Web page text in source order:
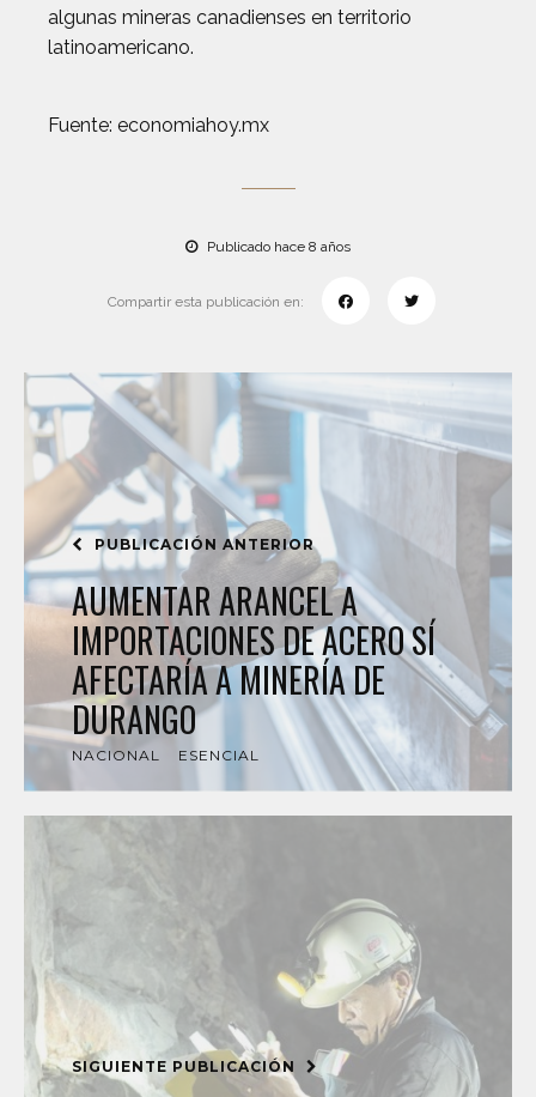
algunas mineras canadienses en territorio
latinoamericano.
Fuente: economiahoy.mx
Publicado hace 8 años
Compartir esta publicación en:
PUBLICACIÓN ANTERIOR
AUMENTAR ARANCEL A
IMPORTACIONES DE ACERO SÍ
AFECTARÍA A MINERÍA DE
DURANGO
NACIONAL ESENCIAL
SIGUIENTE PUBLICACIÓN